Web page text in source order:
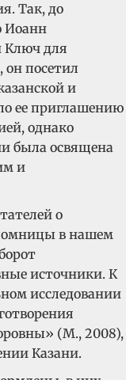
Так, до
Иоанн
Ключ для
он посетил
и
ее приглашению
однако
была освящена
и
о
в нашем
источники. К
исследовании
(М., 2008),
Казани.